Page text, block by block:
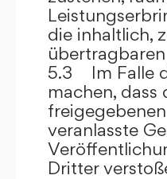
die inhaltlich,
5.3 Im Falle
machen,
veranlasste
Dritter